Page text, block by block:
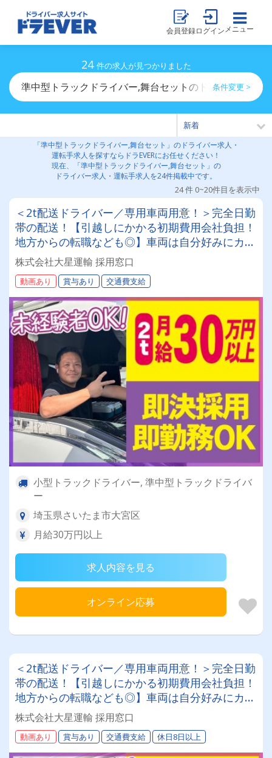
会員登録ログイン メニュー
24 件の求人が見つかりました
準中型トラックドライバー,舞台セットのドライバー求人
条件変更 >
「準中型トラックドライバー,舞台セット」のドライバー求人・
運転手求人を探すならドラEVERにお任せください！
現在、「準中型トラックドライバー,舞台セット」の
ドライバー求人・運転手求人を24件掲載中です。
24 件 0~20件目を表示中
＜2t配送ドライバー／専用車両用意！＞完全日勤
帯の配送！【引越しにかかる初期費用会社負担！
地方からの転職なども◎】車両は自分好みにカス
タムしてOK！20～50代が活躍中！女性ドライバ
ーも現役で活躍中！大手取引先が多数なので、長
期安定して働けます！
株式会社大星運輸 採用窓口
動画あり 賞与あり 交通費支給
小型トラックドライバー, 準中型トラックドライバ
ー
埼玉県さいたま市大宮区
月給30万円以上
求人内容を見る
オンライン応募
＜2t配送ドライバー／専用車両用意！＞完全日勤
帯の配送！【引越しにかかる初期費用会社負担！
地方からの転職なども◎】車両は自分好みにカス
タムしてOK！20～50代が活躍中！女性ドライバ
ーも現役で活躍中！大手取引先が多数なので、長
期安定して働けます！
株式会社大星運輸 採用窓口
動画あり 賞与あり 交通費支給 休日8日以上